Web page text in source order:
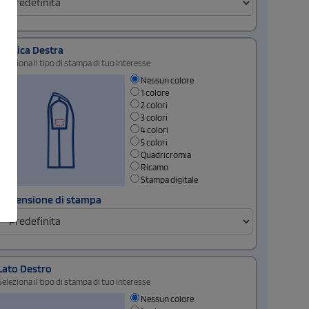
Manica Destra
Seleziona il tipo di stampa di tuo interesse
Nessun colore
1 colore
2 colori
3 colori
4 colori
5 colori
Quadricromia
Ricamo
Stampa digitale
Dimensione di stampa
Destro
il tipo di stampa di tuo interesse
Nessun colore